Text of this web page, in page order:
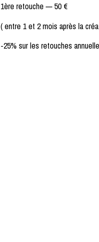
1ère retouche —50 €
( entre 1 et 2 mois après la
-25% sur les retouches